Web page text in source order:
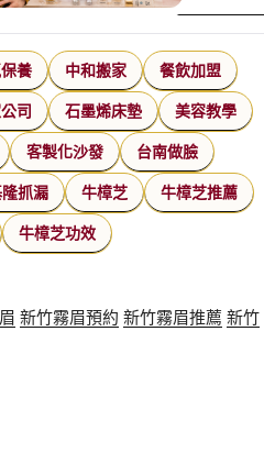
養 中和搬家 餐飲加盟
司 石墨烯床墊 美容教學
客製化沙發 台南做臉
抓漏 牛樟芝 牛樟芝推薦
牛樟芝功效
新竹霧眉預約 新竹霧眉推薦 新竹